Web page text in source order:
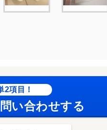
2項目！
い合わせする